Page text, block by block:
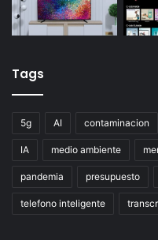
Tags
5g AI contaminacion
IA medio ambiente
pandemia presupuesto
telefono inteligente